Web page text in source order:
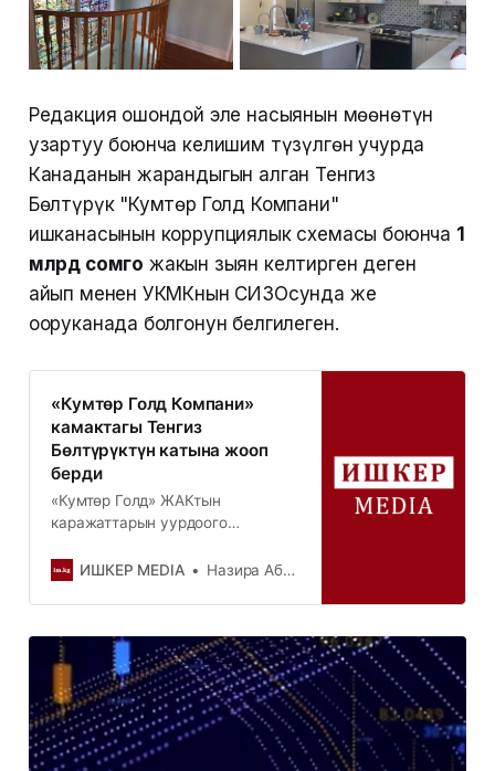
Редакция ошондой эле насыянын мөөнөтүн
узартуу боюнча келишим түзүлгөн учурда
Канаданын жарандыгын алган Тенгиз
Бөлтүрүк "Кумтөр Голд Компани"
ишканасынын коррупциялык схемасы боюнча 1
млрд сомго жакын зыян келтирген деген
айып менен УКМКнын СИЗОсунда же
ооруканада болгонун белгилеген.
«Кумтөр Голд Компани»
камактагы Тенгиз
Бөлтүрүктүн катына жооп
берди
«Кумтөр Голд» ЖАКтын
каражаттарын уурдоого
каты бизди таң калтырды.
жетекчилиги билдирди. “КГКнын”
азыркы жетекчилиги Тенгиз
Бөлтүрүк компанияны бир
жылдан ашык жетектеп, өзүнүн
долбоорлорун жана пландарын
ишке ашыруу үчүн бардык
шартта…
ИШКЕР MEDIA Назира Абдиева